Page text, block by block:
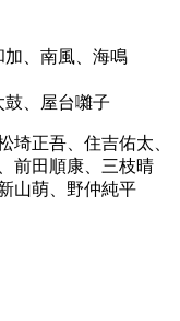
、南風、海鳴
、屋台囃子
埼正吾、住吉佑太、
前田順康、三枝晴
山萌、野仲純平